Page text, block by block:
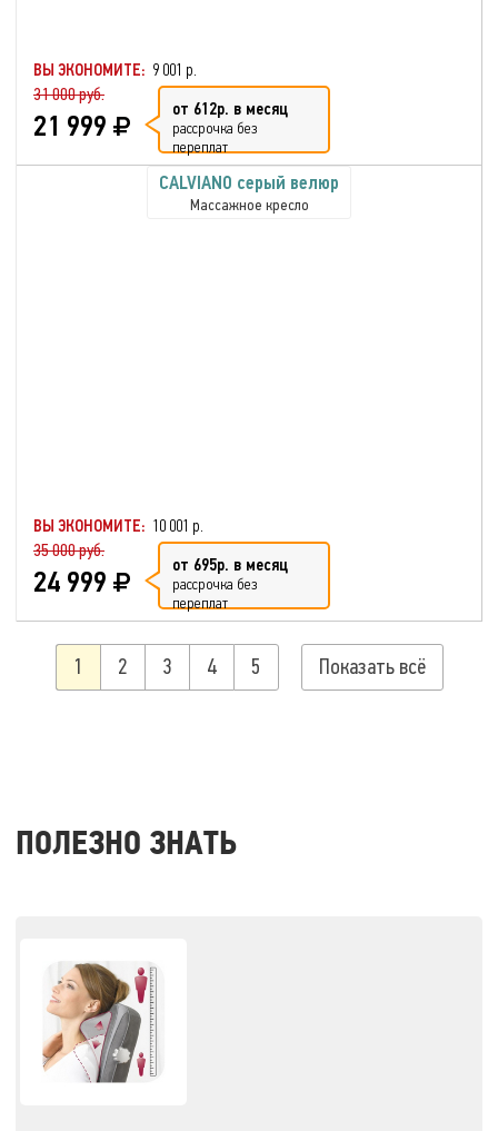
ВЫ ЭКОНОМИТЕ: 9 001 р.
31 000 руб.
21 999 от 612р. в месяц
рассрочка без
переплат
CALVIANO серый велюр
Массажное кресло
ВЫ ЭКОНОМИТЕ: 10 001 р.
35 000 руб.
24 999 от 695р. в месяц
рассрочка без
переплат
1 2 3 4 5 Показать всё
ПОЛЕЗНО ЗНАТЬ